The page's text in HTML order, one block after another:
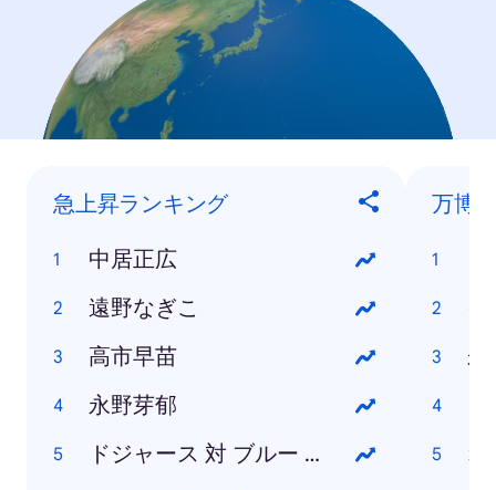
急上昇ランキング
中居正広
遠野なぎこ
高市早苗
永野芽郁
ドジャース 対 ブルー ジェイズ
万博
未